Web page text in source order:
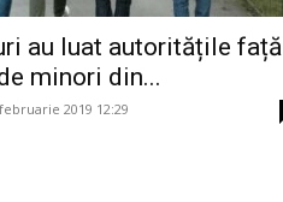
au luat autoritățile față
minori din...
2019 12:29